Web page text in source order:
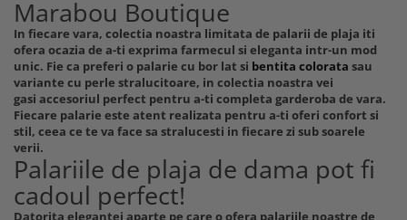
Marabou Boutique
In fiecare vara, colectia noastra limitata de palarii de plaja iti
ofera ocazia de a-ti exprima farmecul si eleganta intr-un mod
unic. Fie ca preferi o palarie cu bor lat si bentita colorata sau
variante cu perle stralucitoare, in colectia noastra vei
gasi accesoriul perfect pentru a-ti completa garderoba de vara.
Fiecare palarie este atent realizata pentru a-ti oferi confort si
stil, ceea ce te va face sa stralucesti in fiecare zi sub soarele
verii.
Palariile de plaja de dama pot fi
cadoul perfect!
Datorita elegantei aparte pe care o ofera palariile noastre de